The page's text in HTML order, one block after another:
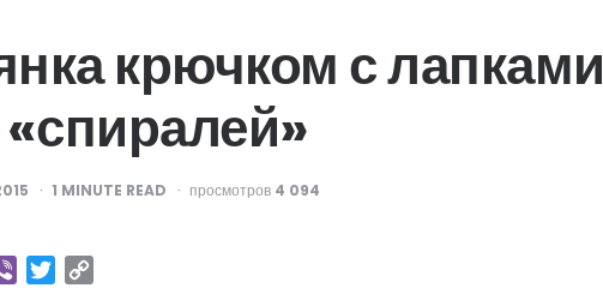
крючком с лапками
1 MINUTE READ просмотров 4 094
Viber Twitter